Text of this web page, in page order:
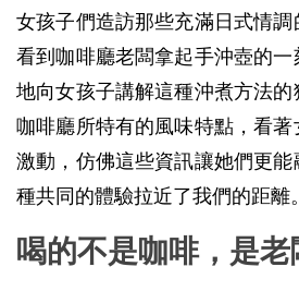
女孩子們造訪那些充滿日式情
看到咖啡廳老闆拿起手沖壺的
地向女孩子講解這種沖煮方法
咖啡廳所特有的風味特點，看
激動，仿佛這些資訊讓她們更
種共同的體驗拉近了我們的距離。
喝的不是咖啡，是